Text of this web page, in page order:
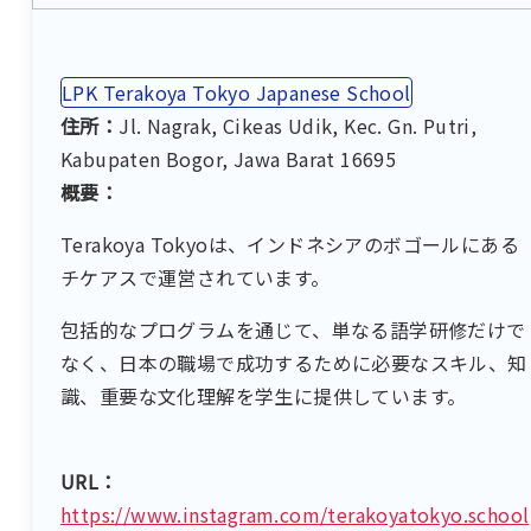
LPK Terakoya Tokyo Japanese School
住所： Jl. Nagrak, Cikeas Udik, Kec. Gn. Putri,
Kabupaten Bogor, Jawa Barat 16695
概要：
Terakoya Tokyoは、インドネシアのボゴールにある
チケアスで運営されています。
包括的なプログラムを通じて、単なる語学研修だけで
なく、日本の職場で成功するために必要なスキル、知
識、重要な文化理解を学生に提供しています。
URL：
https://www.instagram.com/terakoyatokyo.school